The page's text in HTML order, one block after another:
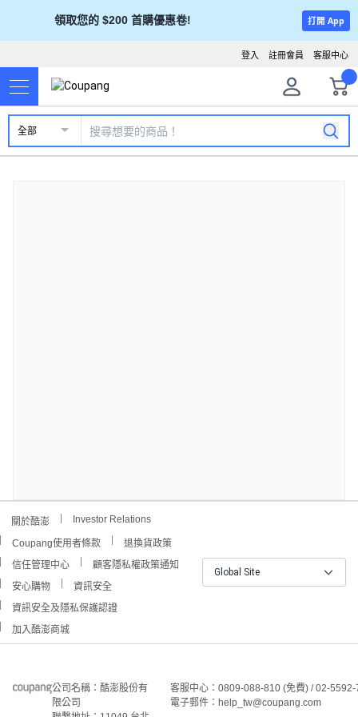
領取您的 $200 首購優惠卷! 打開 App
客服中心
註冊會員
登入
全部
關於酷澎 Investor Relations
Coupang使用者條款
退換貨政策
信任管理中心
顧客隱私權政策通知
安心購物
資訊安全
資訊安全及隱私保護認證
加入酷澎商城
Global Site
公司名稱：酷澎股份有
限公司
客服中心：0809-088-810 (免費) / 02-
電子郵件：help_tw@coupang.com